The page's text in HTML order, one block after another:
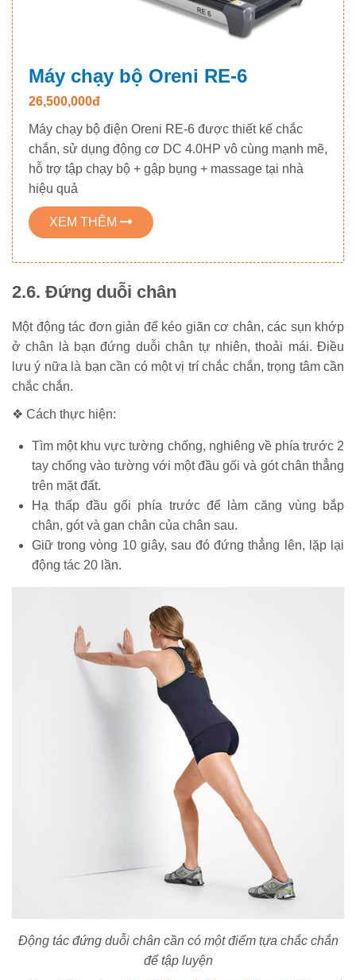
Máy chạy bộ Oreni RE-6
26,500,000đ
Máy chạy bộ điện Oreni RE-6 được thiết kế chắc
chắn, sử dụng động cơ DC 4.0HP vô cùng mạnh mẽ,
hỗ trợ tập chạy bộ + gập bụng + massage tại nhà
hiệu quả
XEM THÊM
2.6. Đứng duỗi chân
Một động tác đơn giản để kéo giãn cơ chân, các sụn khớp
ở chân là bạn đứng duỗi chân tự nhiên, thoải mái. Điều
lưu ý nữa là bạn cần có một vị trí chắc chắn, trọng tâm cần
chắc chắn.
❖ Cách thực hiện:
Tìm một khu vực tường chống, nghiêng về phía trước 2
tay chống vào tường với một đầu gối và gót chân thẳng
trên mặt đất.
Hạ thấp đầu gối phía trước để làm căng vùng bắp
chân, gót và gan chân của chân sau.
Giữ trong vòng 10 giây, sau đó đứng thẳng lên, lặp lại
động tác 20 lần.
Động tác đứng duỗi chân cần có một điểm tựa chắc chắn
để tập luyện